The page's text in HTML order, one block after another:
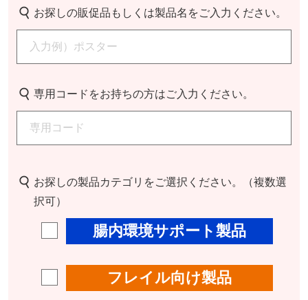
お探しの販促品もしくは製品名をご入力ください。
専用コードをお持ちの方はご入力ください。
お探しの製品カテゴリをご選択ください。（複数選
択可）
腸内環境サポート製品
フレイル向け製品